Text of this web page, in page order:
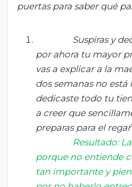
puertas para saber qué
Suspiras y
por ahora tu mayor
vas a explicar a la
dos semanas no está
dedicaste todo tu
a creer que
preparas para el
Resultado:
porque no entiende
tan importante y